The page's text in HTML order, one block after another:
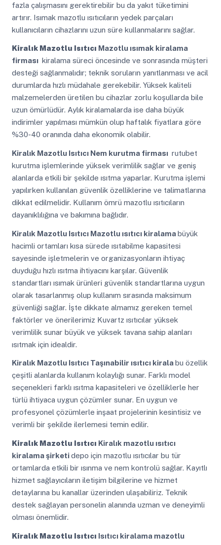
fazla çalışmasını gerektirebilir bu da yakıt tüketimini
artırır. Isımak mazotlu ısıtıcıların yedek parçaları
kullanıcıların cihazlarını uzun süre kullanmalarını sağlar.
Kiralık Mazotlu Isıtıcı Mazotlu ısımak kiralama
firması kiralama süreci öncesinde ve sonrasında müşteri
desteği sağlanmalıdır; teknik soruların yanıtlanması ve acil
durumlarda hızlı müdahale gerekebilir. Yüksek kaliteli
malzemelerden üretilen bu cihazlar zorlu koşullarda bile
uzun ömürlüdür. Aylık kiralamalarda ise daha büyük
indirimler yapılması mümkün olup haftalık fiyatlara göre
%30-40 oranında daha ekonomik olabilir.
Kiralık Mazotlu IsıtıcıNem kurutma firması rutubet
kurutma işlemlerinde yüksek verimlilik sağlar ve geniş
alanlarda etkili bir şekilde ısıtma yaparlar. Kurutma işlemi
yapılırken kullanılan güvenlik özelliklerine ve talimatlarına
dikkat edilmelidir. Kullanım ömrü mazotlu ısıtıcıların
dayanıklılığına ve bakımına bağlıdır.
Kiralık Mazotlu IsıtıcıMazotlu ısıtıcı kiralamabüyük
hacimli ortamları kısa sürede ısıtabilme kapasitesi
sayesinde işletmelerin ve organizasyonların ihtiyaç
duyduğu hızlı ısıtma ihtiyacını karşılar. Güvenlik
standartları ısımak ürünleri güvenlik standartlarına uygun
olarak tasarlanmış olup kullanım sırasında maksimum
güvenliği sağlar. İşte dikkate almamız gereken temel
faktörler ve önerilerimiz Kuvartz ısıtıcılar yüksek
verimlilik sunar büyük ve yüksek tavana sahip alanları
ısıtmak için idealdir.
Kiralık Mazotlu IsıtıcıTaşınabilir ısıtıcı kiralabu özellik
çeşitli alanlarda kullanım kolaylığı sunar. Farklı model
seçenekleri farklı ısıtma kapasiteleri ve özelliklerle her
türlü ihtiyaca uygun çözümler sunar. En uygun ve
profesyonel çözümlerle inşaat projelerinin kesintisiz ve
verimli bir şekilde ilerlemesi temin edilir.
Kiralık Mazotlu Isıtıcı Kiralık mazotlu ısıtıcı
kiralama şirketidepo için mazotlu ısıtıcılar bu tür
ortamlarda etkili bir ısınma ve nem kontrolü sağlar. Kayıtlı
hizmet sağlayıcıların iletişim bilgilerine ve hizmet
detaylarına bu kanallar üzerinden ulaşabiliriz. Teknik
destek sağlayan personelin alanında uzman ve deneyimli
olması önemlidir.
Kiralık Mazotlu Isıtıcı Isıtıcı kiralama mazotlu